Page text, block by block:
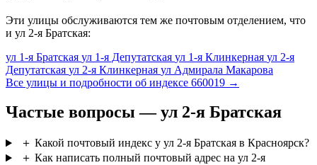
Эти улицы обслуживаются тем же почтовым отделением, что
и ул 2-я Братская:
ул 1-я Братская ул 1-я Депутатская ул 1-я Клинкерная ул 2-я
Депутатская ул 2-я Клинкерная ул Адмирала Макарова
Все улицы и подробности об индексе 660019 →
Частые вопросы — ул 2-я Братская
＋ Какой почтовый индекс у ул 2-я Братская в Красноярск?
＋ Как написать полный почтовый адрес на ул 2-я